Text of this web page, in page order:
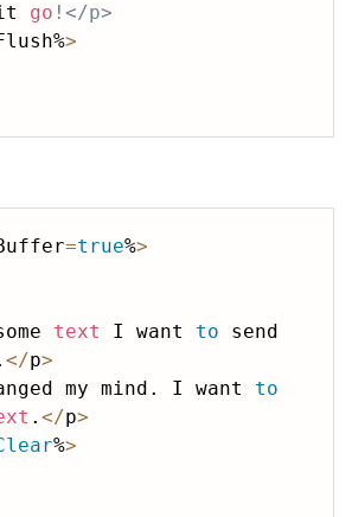
go !</p>
>
=true%>
text I want to
</p>
my mind. I want to
. </p>
%>